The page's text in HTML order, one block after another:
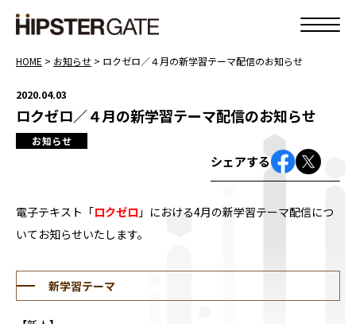
HOME > お知らせ > ロクゼロ／４月の新学習テーマ配信のお知らせ
2020.04.03
ロクゼロ／４月の新学習テーマ配信のお知らせ
お知らせ
シェアする
電子テキスト「ロクゼロ 」における4月の新学習テーマ配信につ
いてお知らせいたします。
新学習テーマ